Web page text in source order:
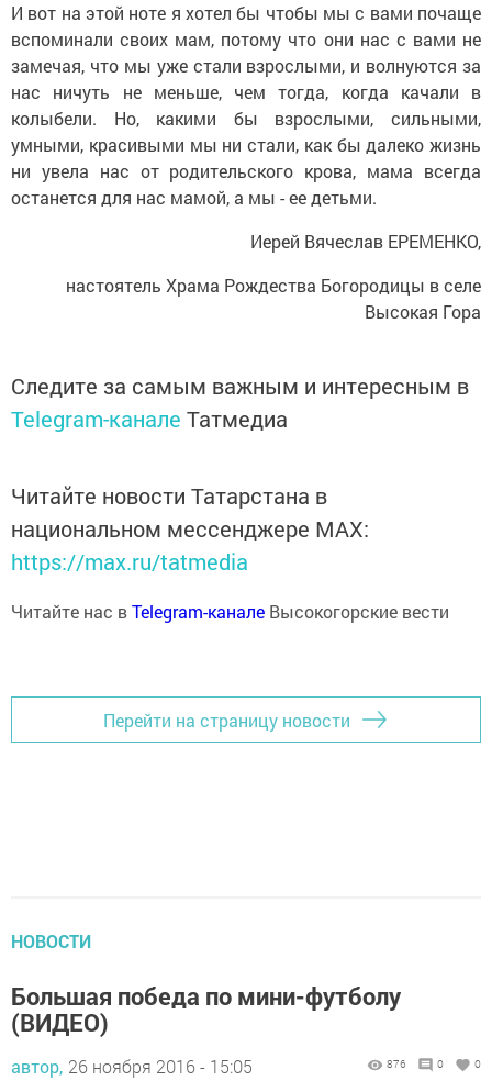
И вот на этой ноте я хотел бы чтобы мы с вами почаще
вспоминали своих мам, потому что они нас с вами не
замечая, что мы уже стали взрослыми, и волнуются за
нас ничуть не меньше, чем тогда, когда качали в
колыбели. Но, какими бы взрослыми, сильными,
умными, красивыми мы ни стали, как бы далеко жизнь
ни увела нас от родительского крова, мама всегда
останется для нас мамой, а мы - ее детьми.
Иерей Вячеслав ЕРЕМЕНКО,
настоятель Храма Рождества Богородицы в селе
Высокая Гора
Следите за самым важным и интересным в
Telegram-канале Татмедиа
Читайте новости Татарстана в
национальном мессенджере MАХ:
https://max.ru/tatmedia
Читайте нас вTelegram-канале Высокогорские вести
Перейти на страницу новости
НОВОСТИ
Большая победа по мини-футболу
(ВИДЕО)
автор, 26 ноября 2016 - 15:05 876 0 0